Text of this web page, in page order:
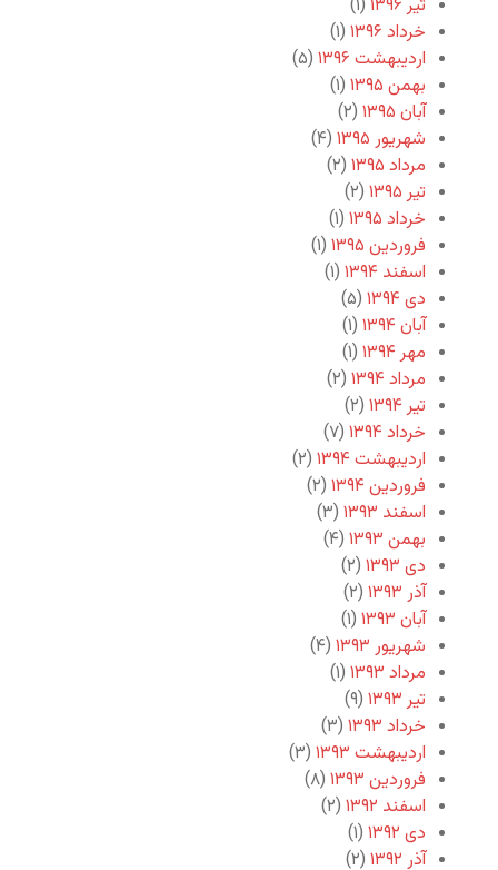
تیر ۱۳۹۶
(۱)
خرداد ۱۳۹۶
(۱)
اردیبهشت ۱۳۹۶
(۵)
بهمن ۱۳۹۵
(۱)
آبان ۱۳۹۵
(۲)
شهریور ۱۳۹۵
(۴)
مرداد ۱۳۹۵
(۲)
تیر ۱۳۹۵
(۲)
خرداد ۱۳۹۵
(۱)
فروردین ۱۳۹۵
(۱)
اسفند ۱۳۹۴
(۱)
دی ۱۳۹۴
(۵)
آبان ۱۳۹۴
(۱)
مهر ۱۳۹۴
(۱)
مرداد ۱۳۹۴
(۲)
تیر ۱۳۹۴
(۲)
خرداد ۱۳۹۴
(۷)
اردیبهشت ۱۳۹۴
(۲)
فروردین ۱۳۹۴
(۲)
اسفند ۱۳۹۳
(۳)
بهمن ۱۳۹۳
(۴)
دی ۱۳۹۳
(۲)
آذر ۱۳۹۳
(۲)
آبان ۱۳۹۳
(۱)
شهریور ۱۳۹۳
(۴)
مرداد ۱۳۹۳
(۱)
تیر ۱۳۹۳
(۹)
خرداد ۱۳۹۳
(۳)
اردیبهشت ۱۳۹۳
(۳)
فروردین ۱۳۹۳
(۸)
اسفند ۱۳۹۲
(۲)
دی ۱۳۹۲
(۱)
آذر ۱۳۹۲
(۲)